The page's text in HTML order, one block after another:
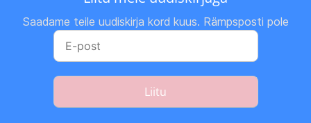
Saadame teile uudiskirja kord kuus. Rämpsposti pole
Liitu